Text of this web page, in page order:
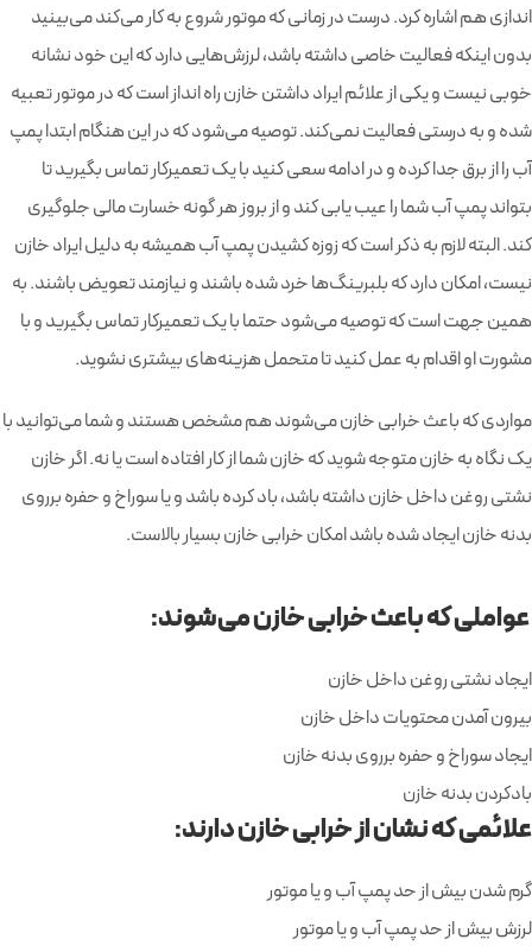
اندازی هم اشاره کرد. درست در زمانی که موتور شروع به کار می‌کند می‌بینید
بدون اینکه فعالیت خاصی داشته باشد، لرزش‌هایی دارد که این خود نشانه
خوبی نیست و یکی از علائم ایراد داشتن خازن راه انداز است که در موتور تعبیه
شده و به درستی فعالیت نمی‌کند. توصیه می‌شود که در این هنگام ابتدا پمپ
آب را از برق جدا کرده و در ادامه سعی کنید با یک تعمیرکار تماس بگیرید تا
بتواند پمپ آب شما را عیب یابی کند و از بروز هر گونه خسارت مالی جلوگیری
کند. البته لازم به ذکر است که زوزه کشیدن پمپ آب همیشه به دلیل ایراد خازن
نیست، امکان دارد که بلبرینگ‌ها خرد شده باشند و نیازمند تعویض باشند. به
همین جهت است که توصیه می‌‎شود حتما با یک تعمیرکار تماس بگیرید و با
مشورت او اقدام به عمل کنید تا متحمل هزینه‌های بیشتری نشوید.
مواردی که باعث خرابی خازن می‌شوند هم مشخص هستند و شما می‌توانید با
یک نگاه به خازن متوجه شوید که خازن شما از کار افتاده است یا نه. اگر خازن
نشتی روغن داخل خازن داشته باشد، باد کرده باشد و یا سوراخ و حفره برروی
بدنه خازن ایجاد شده باشد امکان خرابی خازن بسیار بالاست.
عواملی که باعث خرابی خازن می‌شوند:
ایجاد نشتی روغن داخل خازن
بیرون آمدن محتویات داخل خازن
ایجاد سوراخ و حفره برروی بدنه خازن
بادکردن بدنه خازن
علائمی که نشان از خرابی خازن دارند:
گرم شدن بیش از حد پمپ آب و یا موتور
لرزش بیش از حد پمپ آب و یا موتور